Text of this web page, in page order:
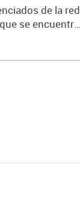
de la red
se encuentra